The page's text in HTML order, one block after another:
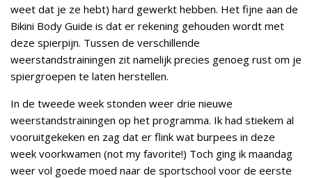
weet dat je ze hebt) hard gewerkt hebben. Het fijne aan de
Bikini Body Guide is dat er rekening gehouden wordt met
deze spierpijn. Tussen de verschillende
weerstandstrainingen zit namelijk precies genoeg rust om je
spiergroepen te laten herstellen.
In de tweede week stonden weer drie nieuwe
weerstandstrainingen op het programma. Ik had stiekem al
vooruitgekeken en zag dat er flink wat burpees in deze
week voorkwamen (not my favorite!) Toch ging ik maandag
weer vol goede moed naar de sportschool voor de eerste